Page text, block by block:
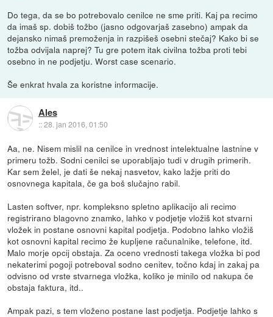
Do tega, da se bo potrebovalo cenilce ne sme priti. Kaj pa recimo
da imaš sp. dobiš tožbo (jasno odgovarjaš zasebno) ampak da
dejansko nimaš premoženja in razpišeš osebni stečaj? Kako bi se
tožba odvijala naprej? Tu gre potem itak civilna tožba proti tebi
osebno in ne podjetju. Worst case scenario.
Še enkrat hvala za koristne informacije.
Ales
::28. jan 2016, 01:50
Aa, ne. Nisem mislil na cenilce in vrednost intelektualne lastnine v
primeru tožb. Sodni cenilci se uporabljajo tudi v drugih primerih.
Kar sem želel, je dati še nekaj nasvetov, kako lažje priti do
osnovnega kapitala, če ga boš slučajno rabil.
Lasten softver, npr. kompleksno spletno aplikacijo ali recimo
registrirano blagovno znamko, lahko v podjetje vložiš kot stvarni
vložek in postane osnovni kapital podjetja. Podobno lahko vložiš
kot osnovni kapital recimo že kupljene računalnike, telefone, itd.
Malo morje opcij obstaja. Za oceno vrednosti takega vložka bi pod
nekaterimi pogoji potreboval sodno cenitev, točno kdaj in zakaj pa
odvisno od vrste stvarnega vložka, koliko je minilo od nakupa če
obstaja faktura, itd..
Ampak pazi, s tem vloženo postane last podjetja. Podjetje lahko s